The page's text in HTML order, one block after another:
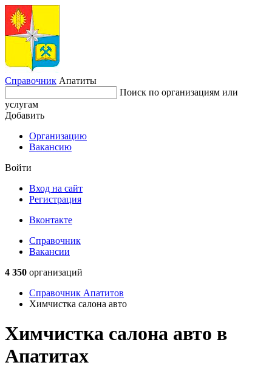
Справочник Апатиты
Поиск по организациям или
услугам
Добавить
Организацию
Вакансию
Войти
Вход на сайт
Регистрация
Вконтакте
Справочник
Вакансии
4 350 организаций
Справочник Апатитов
Химчистка салона авто
Химчистка салона авто в
Апатитах